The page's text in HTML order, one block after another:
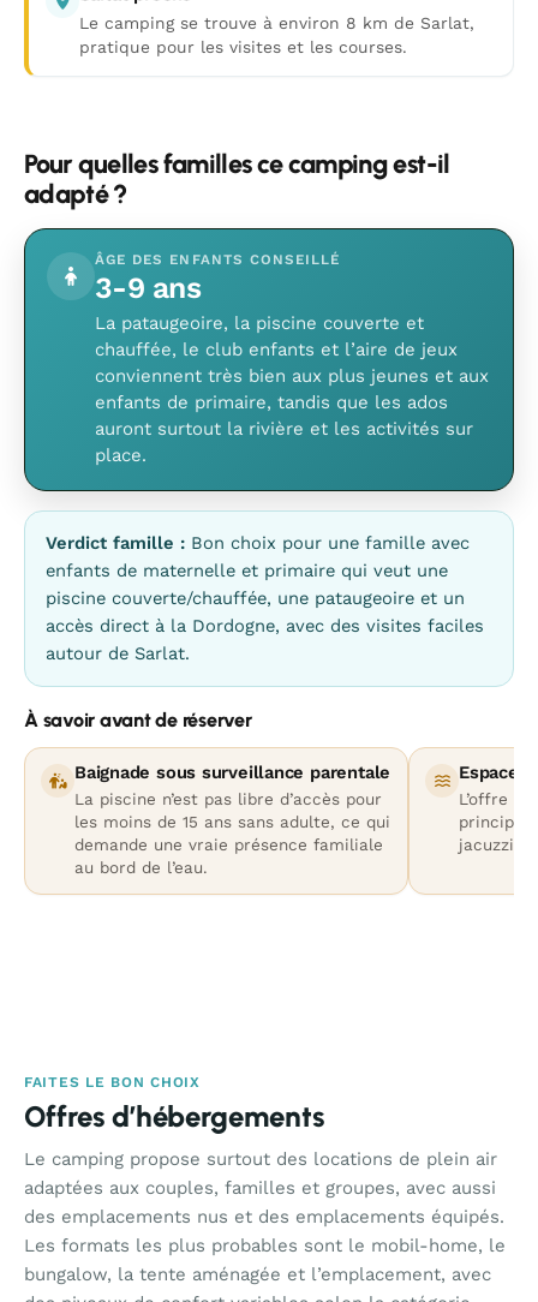
Le camping se trouve à environ 8 km de Sarlat,
pratique pour les visites et les courses.
Pour quelles familles ce camping est-il
adapté ?
ÂGE DES ENFANTS CONSEILLÉ
3-9 ans
La pataugeoire, la piscine couverte et
chauffée, le club enfants et l’aire de jeux
conviennent très bien aux plus jeunes et aux
enfants de primaire, tandis que les ados
auront surtout la rivière et les activités sur
place.
Verdict famille : Bon choix pour une famille avec
enfants de maternelle et primaire qui veut une
piscine couverte/chauffée, une pataugeoire et un
accès direct à la Dordogne, avec des visites faciles
autour de Sarlat.
À savoir avant de réserver
Baignade sous surveillance parentale
La piscine n’est pas libre d’accès pour
les moins de 15 ans sans adulte, ce qui
demande une vraie présence familiale
au bord de l’eau.
Espace
L’offre
principal,
jacuzzi,
FAITES LE BON CHOIX
Offres d’hébergements
Le camping propose surtout des locations de plein air
adaptées aux couples, familles et groupes, avec aussi
des emplacements nus et des emplacements équipés.
Les formats les plus probables sont le mobil-home, le
bungalow, la tente aménagée et l’emplacement, avec